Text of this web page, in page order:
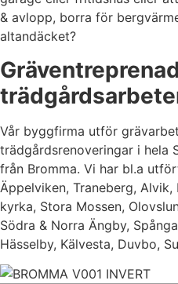
& avlopp, borra för
altandäcket?
Vår byggfirma utför
trädgårdsrenoveringar i hela
från Bromma. Vi har bl.a
Äppelviken, Traneberg,
kyrka, Stora Mossen,
Södra & Norra Ängby,
Hässelby, Kälvesta, Duvbo,